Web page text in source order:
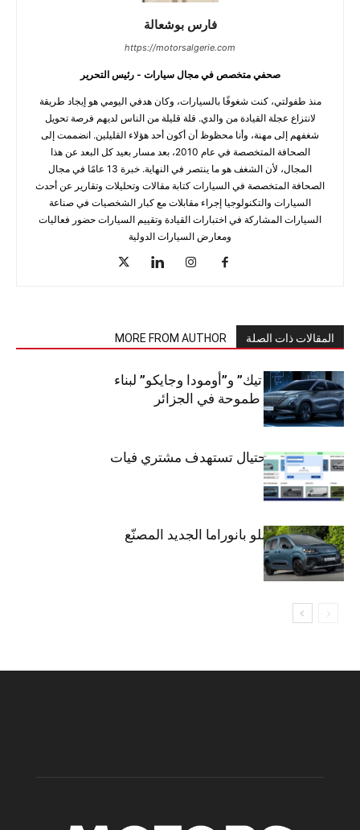
فارس بوشعالة
https://motorsalgerie.com
صحفي متخصص في مجال سيارات - رئيس التحرير
منذ طفولتي، كنت شغوفًا بالسيارات، وكان هدفي اليومي هو إيجاد طريقة
لانتزاع عجلة القيادة من والدي. قلة قليلة من الناس لديهم فرصة تحويل
شغفهم إلى مهنة، وأنا محظوظ أن أكون أحد هؤلاء القليلين. انضممت إلى
الصحافة المتخصصة في عام 2010، بعد مسار بعيد كل البعد عن هذا
المجال، لأن الشغف هو ما ينتصر في النهاية. خبرة 13 عامًا في مجال
الصحافة المتخصصة في السيارات كتابة مقالات وتحليلات وتقارير عن أحدث
السيارات والتكنولوجيا إجراء مقابلات مع كبار الشخصيات في صناعة
السيارات المشاركة في اختبارات القيادة وتقييم السيارات حضور فعاليات
ومعارض السيارات الدولية
المقالات ذات الصلة MORE FROM AUTHOR
شراكة “كارس تيك” و”أومودا وجايكو” لبناء
صناعة سيارات طموحة في الجزائر
تحذير: عملية احتيال تستهدف مشتري فيات
دوبلو بانوراما
فيات تطلق دوبلو بانوراما الجديد المصنّع
في الجزائر